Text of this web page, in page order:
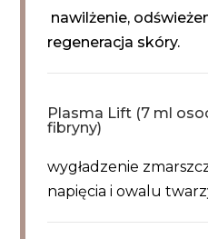
nawilżenie,
regeneracja skóry.
Plasma Lift (7 ml
fibryny)
wygładzenie
napięcia i owalu